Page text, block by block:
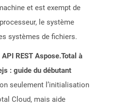
et est exempt de
le système
systèmes de fichiers.
REST Aspose.Total à
: guide du débutant
seulement l’initialisation
Cloud, mais aide